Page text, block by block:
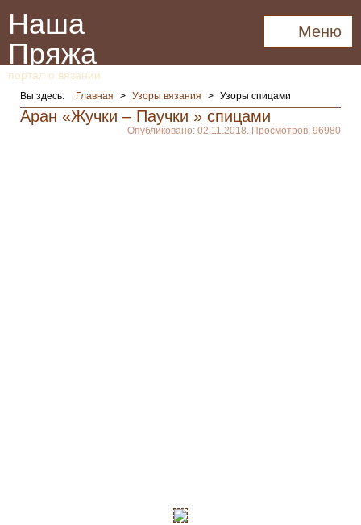
Наша
Пряжа
портал о вязании
Меню
Вы здесь: Главная > Узоры вязания > Узоры спицами
Аран «Жучки – Паучки » спицами
Опубликовано: 02.11.2018. Просмотров: 96980